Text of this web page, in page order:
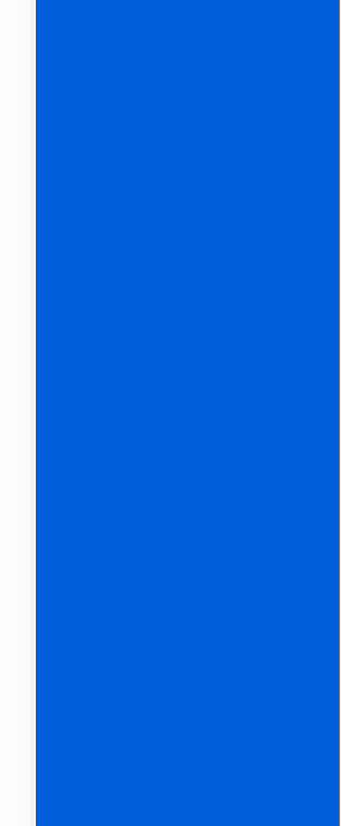
Zet de speakers op statief en
In de vorige stappen heb je
dat het geluid van de Magic
speakers gaat, met behulp van
Mixer. In deze stap gaan we
meegeleverde HDMI kabel te
tussen de Magic Sing, en de
naar TV / beeldscherm). Prik bij
Sing de HDMI kabel in de HDTV
prik de andere kant van de
de beamer (of TV /
Zorg voor een verbinding
Sing en de beamer, door middel
Sluit de beamer aan op het